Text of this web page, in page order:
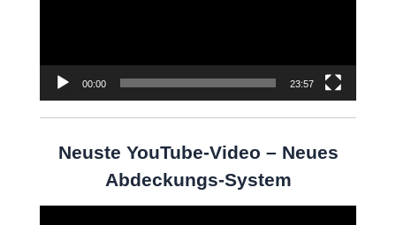
00:00 23:57
Neuste YouTube-Video – Neues
Abdeckungs-System